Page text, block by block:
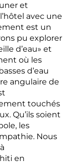
et
avec une
est un
pu explorer
d’eau» et
où les
d’eau
angulaire de
touchés
Qu’ils soient
les
Nous
en